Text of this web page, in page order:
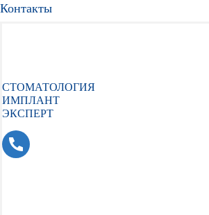
Контакты
СТОМАТОЛОГИЯ
ИМПЛАНТ
ЭКСПЕРТ